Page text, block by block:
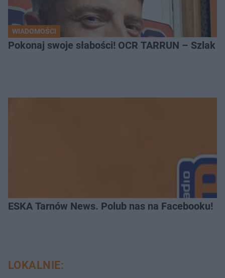
WIADOMOŚCI
Pokonaj swoje słabości! OCR TARRUN – Szlak
ESKA Tarnów News. Polub nas na Facebooku!
LOKALNIE: